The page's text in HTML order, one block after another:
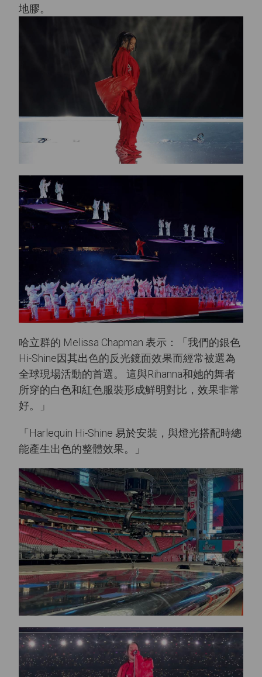
地膠。
哈立群的 Melissa Chapman 表示：「我們的銀色
Hi-Shine因其出色的反光鏡面效果而經常被選為
全球現場活動的首選。 這與Rihanna和她的舞者
所穿的白色和紅色服裝形成鮮明對比，效果非常
好。」
「Harlequin Hi-Shine 易於安裝，與燈光搭配時總
能產生出色的整體效果。」